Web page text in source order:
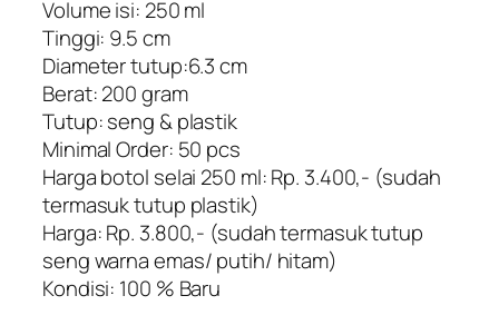
Volume isi: 250 ml
Tinggi: 9.5 cm
Diameter tutup:6.3 cm
Berat: 200 gram
Tutup: seng & plastik
Minimal Order: 50 pcs
Harga botol selai 250 ml: Rp. 3.400,- (sudah
termasuk tutup plastik)
Harga: Rp. 3.800,- (sudah termasuk tutup
seng warna emas/ putih/ hitam)
Kondisi: 100 % Baru